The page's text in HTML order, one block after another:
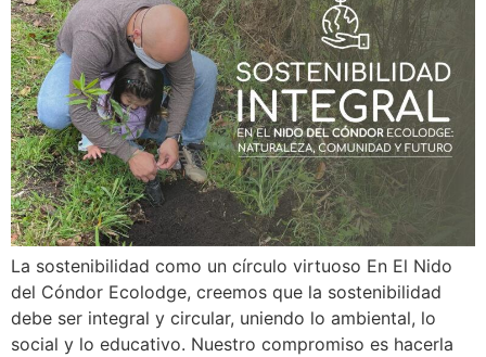
La sostenibilidad como un círculo virtuoso En El Nido
del Cóndor Ecolodge, creemos que la sostenibilidad
debe ser integral y circular, uniendo lo ambiental, lo
social y lo educativo. Nuestro compromiso es hacerla